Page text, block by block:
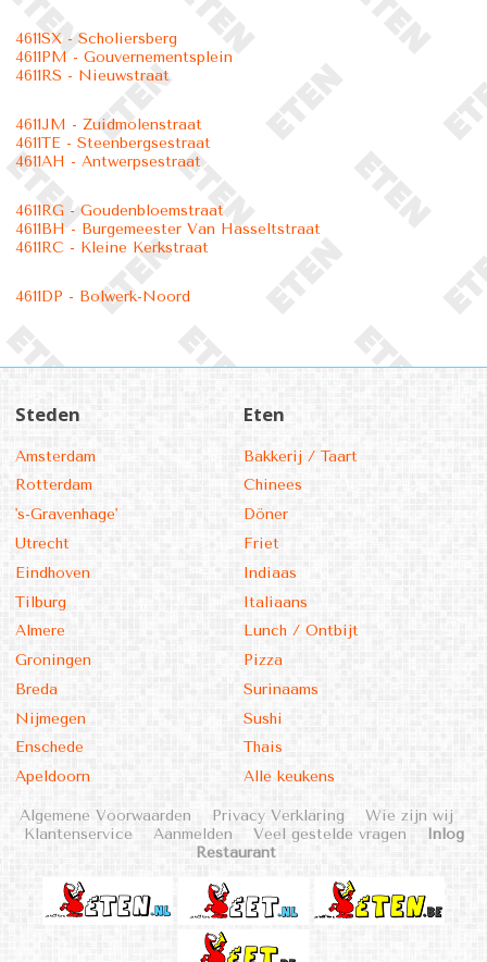
4611SX - Scholiersberg
4611PM - Gouvernementsplein
4611RS - Nieuwstraat
4611JM - Zuidmolenstraat
4611TE - Steenbergsestraat
4611AH - Antwerpsestraat
4611RG - Goudenbloemstraat
4611BH - Burgemeester Van Hasseltstraat
4611RC - Kleine Kerkstraat
4611DP - Bolwerk-Noord
Steden
Amsterdam
Rotterdam
's-Gravenhage'
Utrecht
Eindhoven
Tilburg
Almere
Groningen
Breda
Nijmegen
Enschede
Apeldoorn
Eten
Bakkerij / Taart
Chinees
Döner
Friet
Indiaas
Italiaans
Lunch / Ontbijt
Pizza
Surinaams
Sushi
Thais
Alle keukens
Algemene Voorwaarden Privacy Verklaring
Wie zijn wij
Klantenservice
Aanmelden Veel gestelde vragen
Inlog
Restaurant